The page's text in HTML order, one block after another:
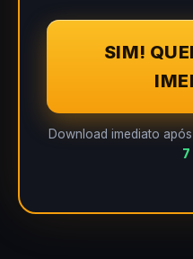
SIM!
Download imediato
7